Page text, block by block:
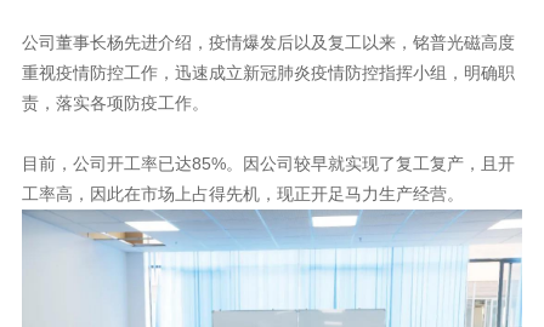
责，落实各项防疫工作。
目前，公司开工率已达85%。
工率高，因此在市场上占得先机，现正开足马力生产经营。